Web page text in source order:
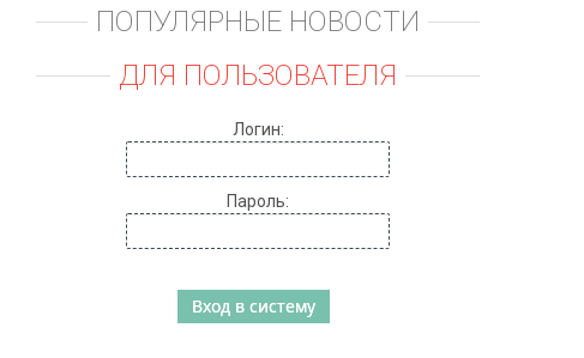
ПОПУЛЯРНЫЕ НОВОСТИ
ДЛЯ ПОЛЬЗОВАТЕЛЯ
Логин:
Пароль: